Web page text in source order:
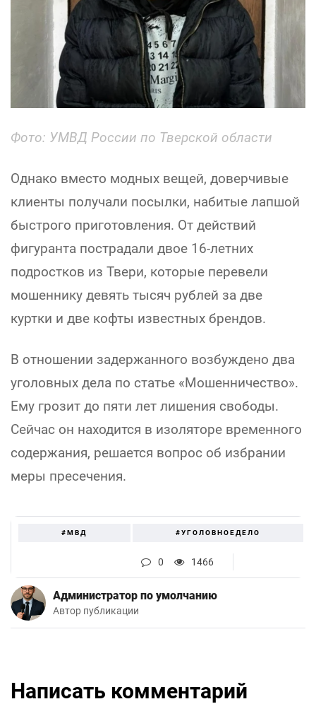
Фото: УМВД России по Тверской области
Однако вместо модных вещей, доверчивые
клиенты получали посылки, набитые лапшой
быстрого приготовления. От действий
фигуранта пострадали двое 16-летних
подростков из Твери, которые перевели
мошеннику девять тысяч рублей за две
куртки и две кофты известных брендов.
В отношении задержанного возбуждено два
уголовных дела по статье «Мошенничество».
Ему грозит до пяти лет лишения свободы.
Сейчас он находится в изоляторе временного
содержания, решается вопрос об избрании
меры пресечения.
#МВД #УГОЛОВНОЕДЕЛО
0 1466
Администратор по умолчанию
Автор публикации
Написать комментарий